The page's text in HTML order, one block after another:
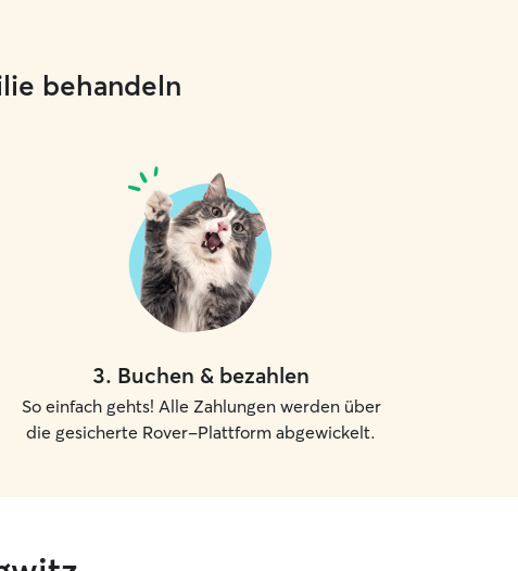
behandeln
3. Buchen & bezahlen
So einfach gehts! Alle Zahlungen werden über
die gesicherte Rover-Plattform abgewickelt.